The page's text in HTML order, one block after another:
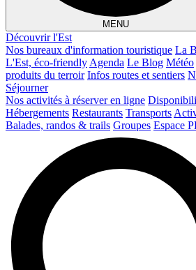
MENU
Découvrir l'Est
Nos bureaux d'information touristique La
L'Est, éco-friendly Agenda Le Blog Météo
produits du terroir Infos routes et sentiers
Séjourner
Nos activités à réserver en ligne
Hébergements Restaurants Transports
Balades, randos & trails Groupes Espace